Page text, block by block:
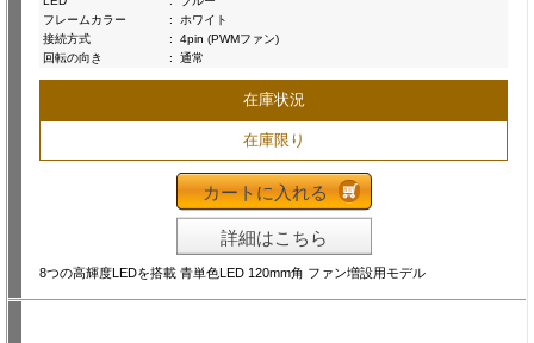
フレームカラー
:
ホワイト
接続方式
:
4pin (PWMファン)
回転の向き
: 通常
在庫状況
在庫限り
カートに入れる
詳細はこちら
8つの高輝度LEDを搭載 青単色LED 120mm角 ファン増設用モデル